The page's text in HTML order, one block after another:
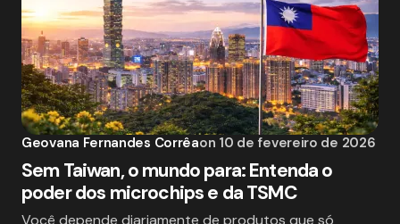
Geovana Fernandes Corrêaon 10 de fevereiro de 2026
Sem Taiwan, o mundo para: Entenda o
poder dos microchips e da TSMC
Você depende diariamente de produtos que só